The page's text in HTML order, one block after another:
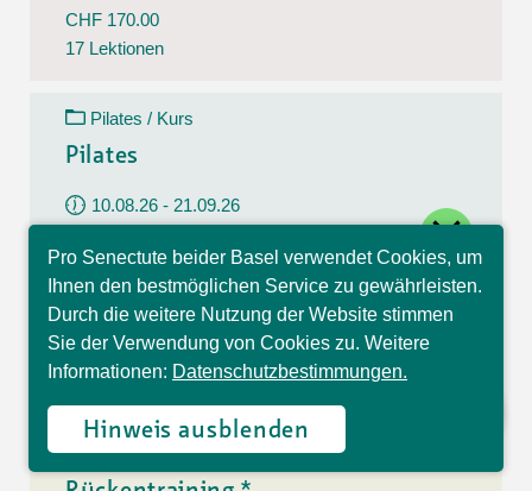
CHF 170.00
17 Lektionen
Pilates / Kurs
Pilates
10.08.26 - 21.09.26
09:30 - 10:30 Uhr
Im Westfeld 6, Basel
CHF 140.00
7 Lektionen
Rückentraining / Kurs
Pro Senectute beider Basel verwendet Cookies, um
Ihnen den bestmöglichen Service zu gewährleisten.
Durch die weitere Nutzung der Website stimmen
Sie der Verwendung von Cookies zu. Weitere
Informationen: Datenschutzbestimmungen.
Hinweis ausblenden
Hallo, ich bin Sophia und
beantworte gerne Ihre
Fragen.
close